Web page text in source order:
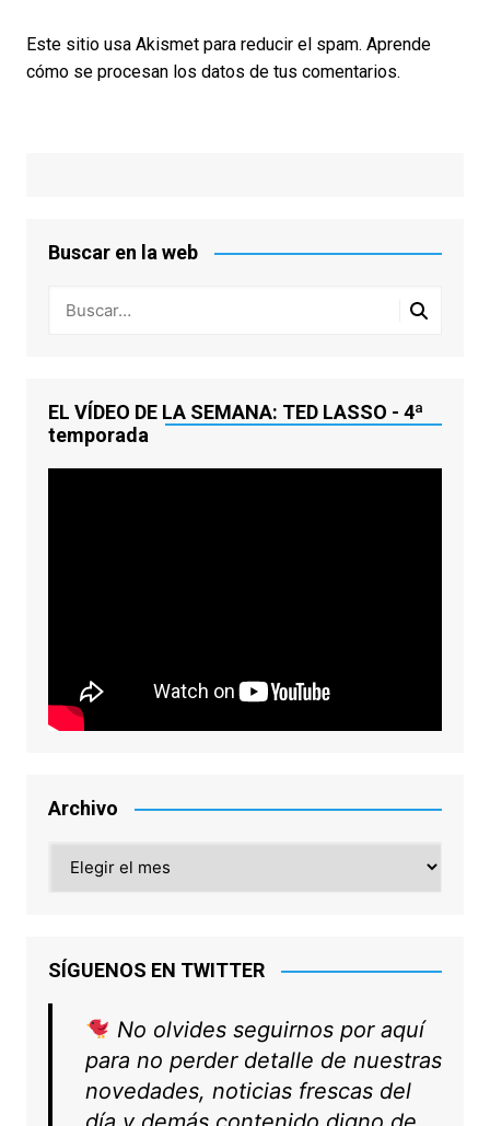
Este sitio usa Akismet para reducir el spam. Aprende
cómo se procesan los datos de tus comentarios.
Buscar en la web
EL VÍDEO DE LA SEMANA: TED LASSO - 4ª
temporada
Archivo
SÍGUENOS EN TWITTER
No olvides seguirnos por aquí
para no perder detalle de nuestras
novedades, noticias frescas del